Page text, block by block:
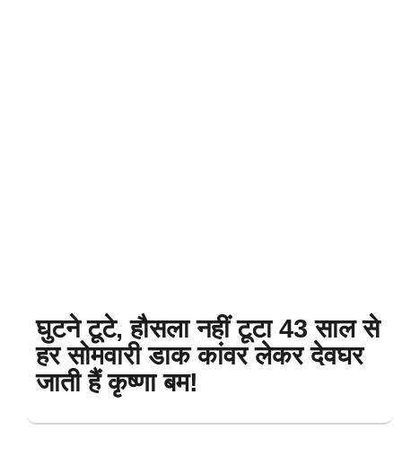
घुटने टूटे, हौसला नहीं टूटा 43 साल से
हर सोमवारी डाक कांवर लेकर देवघर
जाती हैं कृष्णा बम!